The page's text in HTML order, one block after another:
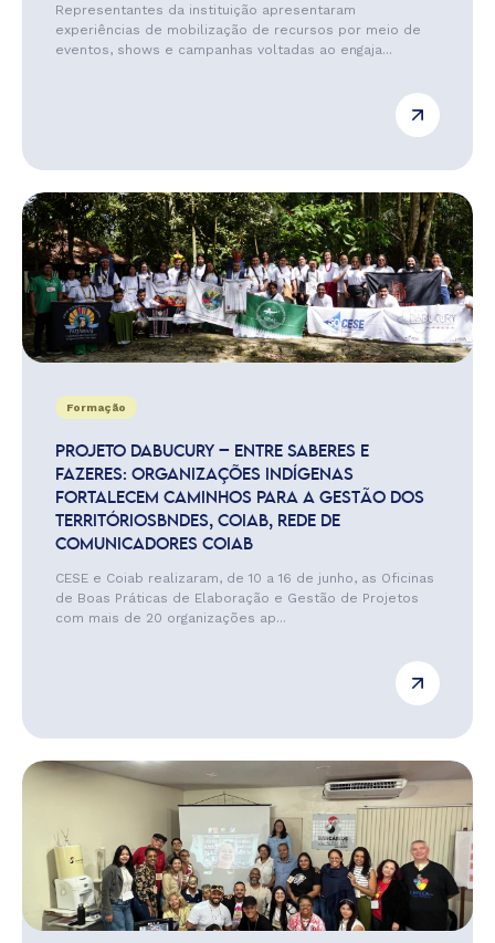
Representantes da instituição apresentaram
experiências de mobilização de recursos por meio de
eventos, shows e campanhas voltadas ao engaja...
Formação
PROJETO DABUCURY – ENTRE SABERES E
FAZERES: ORGANIZAÇÕES INDÍGENAS
FORTALECEM CAMINHOS PARA A GESTÃO DOS
TERRITÓRIOSBNDES, COIAB, REDE DE
COMUNICADORES COIAB
CESE e Coiab realizaram, de 10 a 16 de junho, as Oficinas
de Boas Práticas de Elaboração e Gestão de Projetos
com mais de 20 organizações ap...